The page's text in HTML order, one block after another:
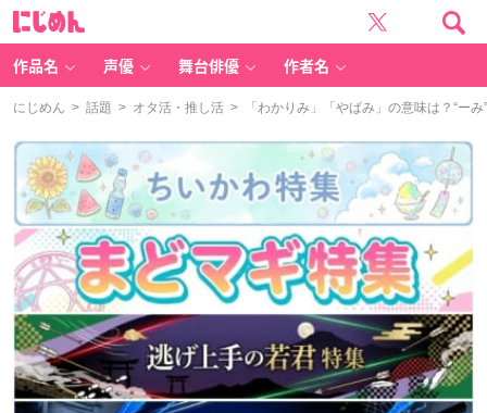
作品名 声優 舞台俳優 作者名
にじめん > 話題 > オタ活・推し活 > 「わかりみ」「やばみ」の意味は？“ー